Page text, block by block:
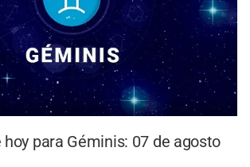
hoy para Géminis: 07 de agosto